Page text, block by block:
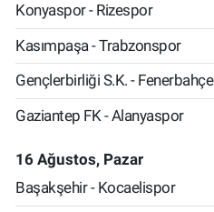
Konyaspor - Rizespor
Kasımpaşa - Trabzonspor
Gençlerbirliği S.K. - Fenerbahçe
Gaziantep FK - Alanyaspor
16 Ağustos, Pazar
Başakşehir - Kocaelispor